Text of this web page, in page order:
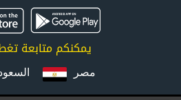
يمكنكم متابعة
مصر